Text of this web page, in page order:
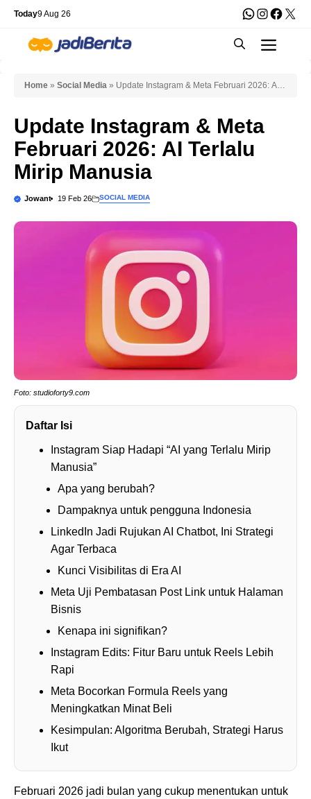
Skip
content
Today9 Aug 26 WhatsApp
X
Home » Social Media » Update Instagram & Meta Februari 2026: AI
Update Instagram & Meta
Februari 2026: AI Terlalu
Mirip Manusia
Jowant 19 Feb 26 SOCIAL MEDIA
Foto: studioforty9.com
Daftar Isi
Instagram Siap Hadapi “AI yang Terlalu Mirip
Manusia”
Apa yang berubah?
Dampaknya untuk pengguna Indonesia
LinkedIn Jadi Rujukan AI Chatbot, Ini Strategi
Agar Terbaca
Kunci Visibilitas di Era AI
Meta Uji Pembatasan Post Link untuk Halaman
Bisnis
Kenapa ini signifikan?
Instagram Edits: Fitur Baru untuk Reels Lebih
Rapi
Meta Bocorkan Formula Reels yang
Meningkatkan Minat Beli
Kesimpulan: Algoritma Berubah, Strategi Harus
Ikut
Februari 2026 jadi bulan yang cukup menentukan untuk